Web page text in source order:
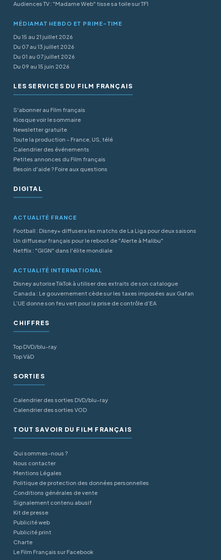
Audiences TV : "Madame Web" tisse sa toile sur TF1
MÉDIAMAT HEBDO ET PRIME-TIME
Du 15 au 21 juillet 2026
Du 07 au 13 juillet 2026
Du 01 au 07 juillet 2026
Du 09 au 15 juin 2026
LES SERVICES DU FILM FRANÇAIS
S'abonner au Film français
Kiosque voir le sommaire
Newsletter gratuite
Toute la production - France, US, télé
Calendrier des événements
Petites annonces du Film français
Besoin d'aide ? Foire aux questions
DIGITAL
ACTUALITÉ FRANCE
Football : Disney+ diffusera les matchs de La Liga pour deux saisons
Un diffuseur français pour le reboot de "Alerte à Malibu"
Netflix : "GIGN" dans l'élite mondiale
ACTUALITÉ INTERNATIONAL
Disney autorise TikTok à utiliser des extraits de son catalogue
Canada : Le gouvernement cède sur les taxes imposées aux Gafan
L’UE donne son feu vert pour la prise de contrôle d’EA
CHIFFRES
Top DVD/blu-ray
Top VàD
SORTIES
Calendrier des sorties DVD/blu-ray
Calendrier des sorties VOD
TOUT SAVOIR DU FILM FRANÇAIS
Qui sommes-nous ?
Nous contacter
Mentions Légales
Politique de protection des données personnelles
Conditions générales de vente
Signalement contenu abusif
Kit de presse
Publicité web
Publicité print
Charte
Le Film Français sur Facebook